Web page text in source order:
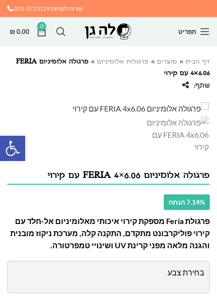
שירות לקוחות073-3753129
תפריט
0
₪0.00
דף הבית » מוצרים » פרגולות אלומיניום »
פרגולה אלומיניום FERIA
4×6.06 עם קירוי
שתף:
פרגולה אלומיניום FERIA 4×6.06 עם קירוי
7.14% הנחה
פרגולת Feria מספקת קירוי איכותי מאלומיניום אל-חלד עם
קירוי פוליקרבונט מתקדם, התקנה קלה, מערכת ניקוז מובנית
והגנה מלאה מפני קרינת UV ושינויי טמפרטורה.
בחירת צבע